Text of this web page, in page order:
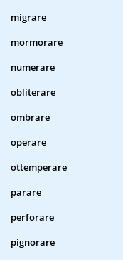
migrare
mormorare
numerare
obliterare
ombrare
operare
ottemperare
parare
perforare
pignorare